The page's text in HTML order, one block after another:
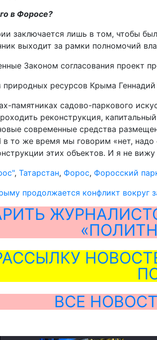
в Форосе?
заключается лишь в том, чтобы
выходит за рамки полномочий
Законом согласования проект
ресурсов Крыма
памятниках садово-паркового
реконструкция,
современные средства
то же время мы говорим «нет,
этих объектов. И я не
, Татарстан, Форос, Форосский
продолжается конфликт вокруг
ВСЕ